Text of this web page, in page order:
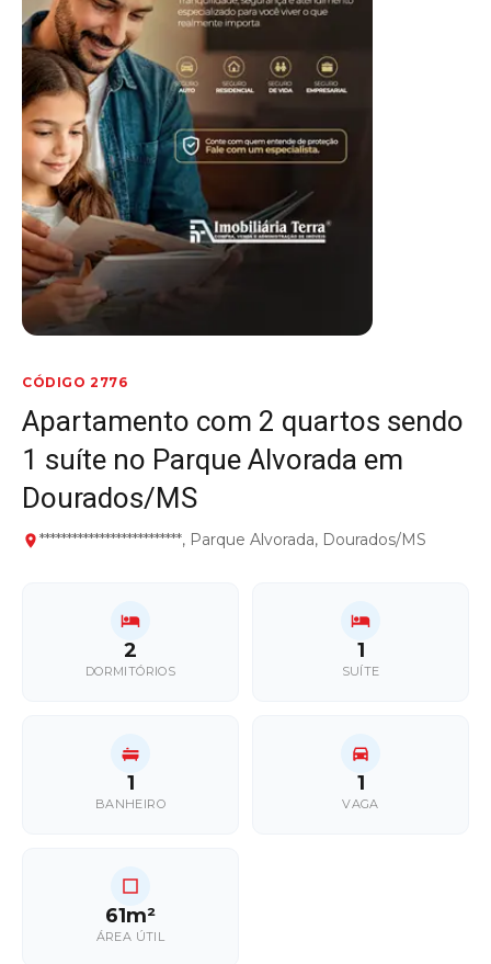
CÓDIGO 2776
Apartamento com 2 quartos sendo
1 suíte no Parque Alvorada em
Dourados/MS
**************************, Parque Alvorada, Dourados/MS
2
DORMITÓRIOS
1
SUÍTE
1
BANHEIRO
1
VAGA
61m²
ÁREA ÚTIL